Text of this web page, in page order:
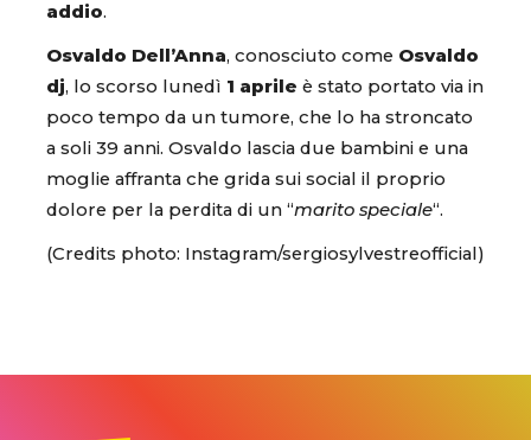
addio.
Osvaldo Dell’Anna, conosciuto come Osvaldo
dj, lo scorso lunedì 1 aprile è stato portato via in
poco tempo da un tumore, che lo ha stroncato
a soli 39 anni. Osvaldo lascia due bambini e una
moglie affranta che grida sui social il proprio
dolore per la perdita di un “marito speciale“.
(Credits photo: Instagram/sergiosylvestreofficial)